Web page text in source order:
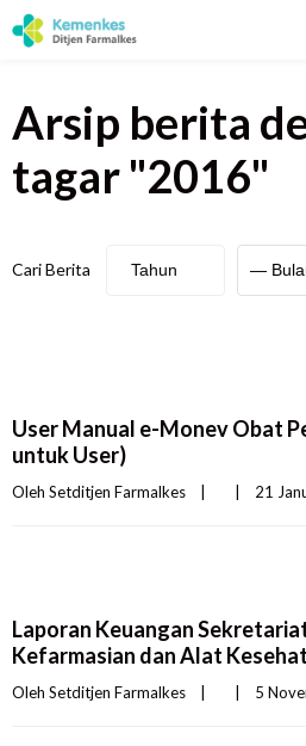
Arsip berita
tagar "2016"
Cari Berita
User Manual e-Monev Obat
untuk User)
Oleh Setditjen Farmalkes 21
Laporan Keuangan
Kefarmasian dan Alat
Oleh Setditjen Farmalkes 5